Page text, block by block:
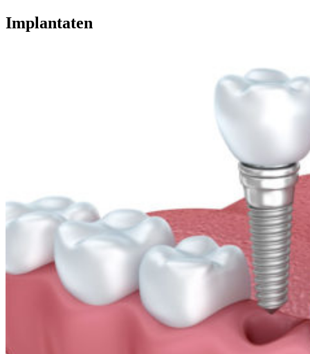
Implantaten